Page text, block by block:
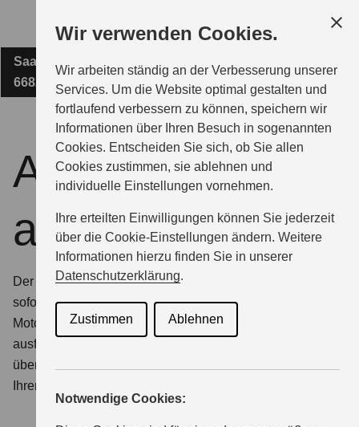
Wir verwenden Cookies.
Wir arbeiten ständig an der Verbesserung unserer
Services. Um die Website optimal gestalten und
fortlaufend verbessern zu können, speichern wir
Informationen über Ihren Besuch in sogenannten
Cookies. Entscheiden Sie sich, ob Sie allen
Cookies zustimmen, sie ablehnen und
individuelle Einstellungen vornehmen.
Ihre erteilten Einwilligungen können Sie jederzeit
über die Cookie-Einstellungen ändern. Weitere
Informationen hierzu finden Sie in unserer
Datenschutzerklärung.
Zustimmen Ablehnen
Notwendige Cookies:
Hauptinhalt
KARTES-LEBACH GMBH
MODELLE
ZUBEHÖR
BERATUNG & KAUF
GESCHÄFTSKUNDEN
Saarbrücker Straße 49
66822 Lebach
Angebot
anfordern
Der schnellste Weg zu Ihrem Wunschfahrzeug? Kommt
sofort. Einfach das gewünschte Suzuki Modell,
Motorisierung und Ausstattung wählen, Kontaktformular
ausfüllen und ganz entspannt zurücklehnen. Den Rest
übernehmen wir: Sie erhalten Ihr persönliches Angebot für
Ihren Wunsch Suzuki.